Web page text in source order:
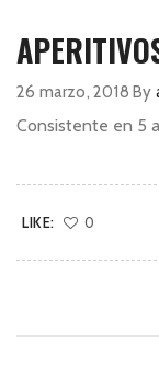
26 marzo, 2018 By
Consistente en 5
LIKE: 0